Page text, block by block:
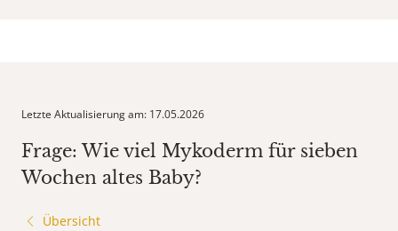
Letzte Aktualisierung am: 17.05.2026
Frage: Wie viel Mykoderm für sieben
Wochen altes Baby?
Übersicht